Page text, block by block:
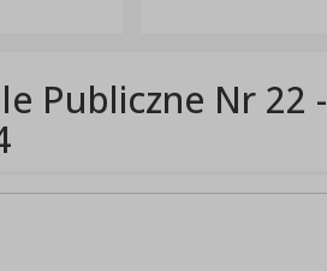
Publiczne Nr 22 -